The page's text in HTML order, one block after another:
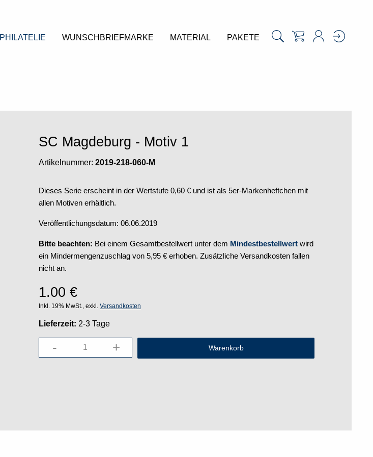
PHILATELIE WUNSCHBRIEFMARKE MATERIAL PAKETE
SC Magdeburg - Motiv 1
Artikelnummer: 2019-218-060-M
Dieses Serie erscheint in der Wertstufe 0,60 € und ist als 5er-Markenheftchen mit
allen Motiven erhältlich.
Veröffentlichungsdatum: 06.06.2019
Bitte beachten: Bei einem Gesamtbestellwert unter dem Mindestbestellwert wird
ein Mindermengenzuschlag von 5,95 € erhoben. Zusätzliche Versandkosten fallen
nicht an.
1.00 €
Inkl. 19% MwSt., exkl. Versandkosten
Lieferzeit: 2-3 Tage
- +